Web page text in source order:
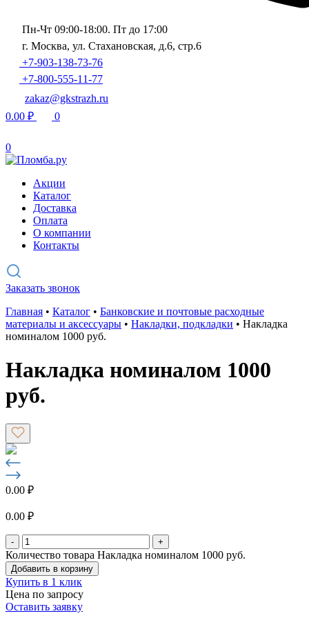
Пн-Чт 09:00-18:00. Пт до 17:00
г. Москва, ул. Стахановская, д.6, стр.6
+7-903-138-73-76
+7-800-555-11-77
zakaz@gkstrazh.ru
0.00 ₽ 0
0
Акции
Каталог
Доставка
Оплата
О компании
Контакты
Заказать звонок
Главная • Каталог • Банковские и почтовые расходные
материалы и аксессуары • Накладки, подкладки • Накладка
номиналом 1000 руб.
Накладка номиналом 1000
руб.
0.00 ₽
0.00 ₽
- +
Количество товара Накладка номиналом 1000 руб.
Добавить в корзину
Купить в 1 клик
Цена по запросу
Оставить заявку